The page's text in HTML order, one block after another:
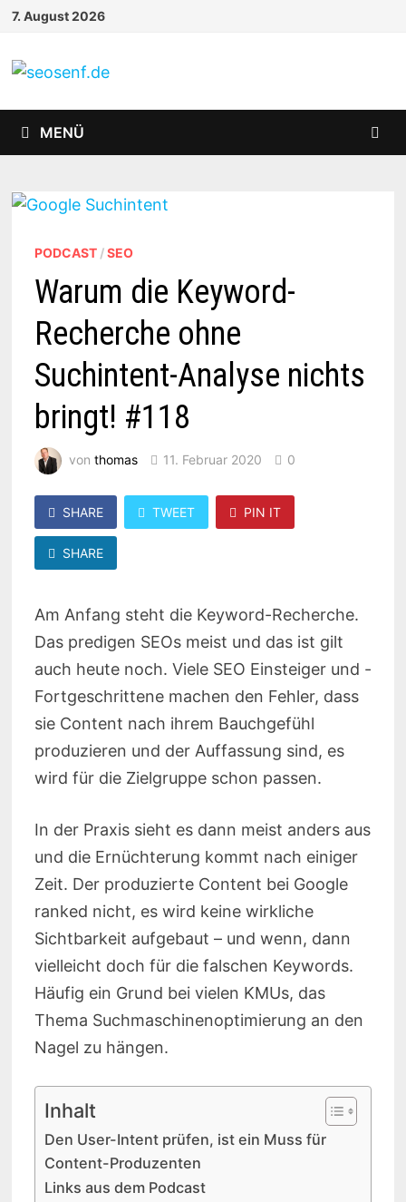
Zurück
Inhalt
7. August 2026
MENÜ
PODCAST/SEO
Warum die Keyword-
Recherche ohne
Suchintent-Analyse nichts
bringt! #118
von thomas 11. Februar 2020 0
SHARE TWEET PIN IT
SHARE
Am Anfang steht die Keyword-Recherche.
Das predigen SEOs meist und das ist gilt
auch heute noch. Viele SEO Einsteiger und -
Fortgeschrittene machen den Fehler, dass
sie Content nach ihrem Bauchgefühl
produzieren und der Auffassung sind, es
wird für die Zielgruppe schon passen.
In der Praxis sieht es dann meist anders aus
und die Ernüchterung kommt nach einiger
Zeit. Der produzierte Content bei Google
ranked nicht, es wird keine wirkliche
Sichtbarkeit aufgebaut – und wenn, dann
vielleicht doch für die falschen Keywords.
Häufig ein Grund bei vielen KMUs, das
Thema Suchmaschinenoptimierung an den
Nagel zu hängen.
Inhalt
Den User-Intent prüfen, ist ein Muss für
Content-Produzenten
Links aus dem Podcast